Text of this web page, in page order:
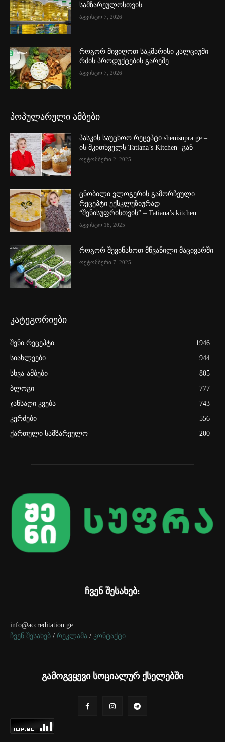
სამზარეულოსთვის
აგვისტო 7, 2026
როგორ მივიღოთ საკმარისი კალციუმი
რძის პროდუქტების გარეშე
აგვისტო 7, 2026
პოპულარული ამბები
პასკის საუცხოო რეცეპტი shenisupra.ge –
ის მკითხველს Tatiana’s Kitchen -გან
ოქტომბერი 2, 2025
ცნობილი ვლოგერის გამორჩეული
რეცეპტი ექსკლუზიურად
“შენისუფრისთვის” – Tatiana’s kitchen
აგვისტო 18, 2025
როგორ შევინახოთ მწვანილი მაცივარში
ოქტომბერი 7, 2025
კატეგორიები
შენი რეცეპტი
1946
სიახლეები
944
სხვა-ამბები
805
ბლოგი
777
ჯანსაღი კვება
743
კერძები
556
ქართული სამზარეულო
200
ჩვენ შესახებ:
info@accreditation.ge
ჩვენ შესახებ / რეკლამა / კონტაქტი
გამოგვყევი სოციალურ ქსელებში